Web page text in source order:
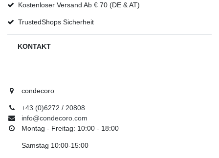
Kostenloser Versand Ab € 70 (DE & AT)
TrustedShops Sicherheit
KONTAKT
condecoro
+43 (0)6272 / 20808
info@condecoro.com
Montag - Freitag: 10:00 - 18:00
Samstag 10:00-15:00